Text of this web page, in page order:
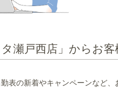
タ瀬戸西店」からお
表の新着やキャンペーンなど